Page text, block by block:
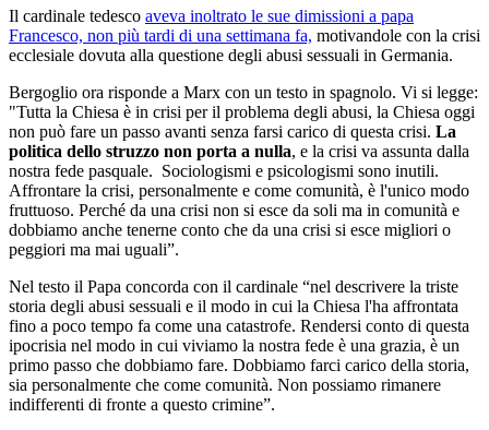
Il cardinale tedesco aveva inoltrato le sue dimissioni a papa
Francesco, non più tardi di una settimana fa, motivandole con la crisi
ecclesiale dovuta alla questione degli abusi sessuali in Germania.
Bergoglio ora risponde a Marx con un testo in spagnolo. Vi si legge:
"Tutta la Chiesa è in crisi per il problema degli abusi, la Chiesa oggi
non può fare un passo avanti senza farsi carico di questa crisi. La
politica dello struzzo non porta a nulla, e la crisi va assunta dalla
nostra fede pasquale. Sociologismi e psicologismi sono inutili.
Affrontare la crisi, personalmente e come comunità, è l'unico modo
fruttuoso. Perché da una crisi non si esce da soli ma in comunità e
dobbiamo anche tenerne conto che da una crisi si esce migliori o
peggiori ma mai uguali”.
Nel testo il Papa concorda con il cardinale “nel descrivere la triste
storia degli abusi sessuali e il modo in cui la Chiesa l'ha affrontata
fino a poco tempo fa come una catastrofe. Rendersi conto di questa
ipocrisia nel modo in cui viviamo la nostra fede è una grazia, è un
primo passo che dobbiamo fare. Dobbiamo farci carico della storia,
sia personalmente che come comunità. Non possiamo rimanere
indifferenti di fronte a questo crimine”.